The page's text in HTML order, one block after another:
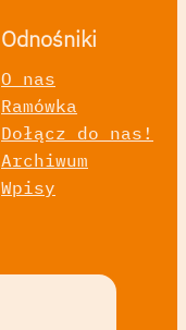
Odnośniki
O nas
Ramówka
Dołącz do nas!
Archiwum
Wpisy